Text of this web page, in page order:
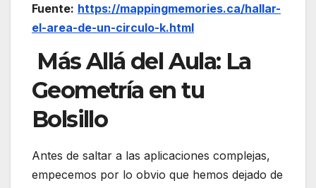
Fuente: https://mappingmemories.ca/hallar-
el-area-de-un-circulo-k.html
Más Allá del Aula: La
Geometría en tu
Bolsillo
Antes de saltar a las aplicaciones complejas,
empecemos por lo obvio que hemos dejado de